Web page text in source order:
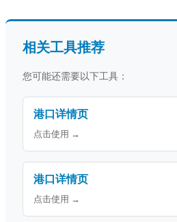
相关工具推荐
您可能还需要以下工具：
港口详情页
点击使用 →
港口详情页
点击使用 →